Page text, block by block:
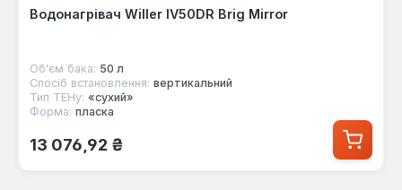
Водонагрівач Willer IV50DR Brig Mirror
Об'єм бака: 50 л
Спосіб встановлення: вертикальний
Тип ТЕНу: «сухий»
Форма: пласка
Звичайна ціна:
13 076,92 ₴